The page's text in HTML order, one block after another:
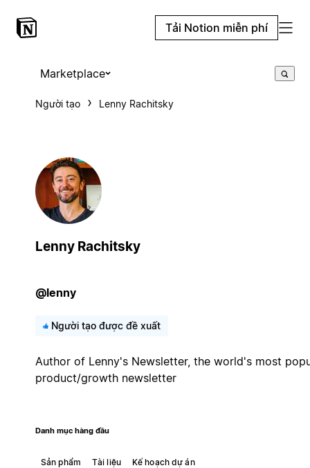
Tải Notion miễn phí
Marketplace
Người tạo Lenny Rachitsky
Lenny Rachitsky
@lenny
Người tạo được đề xuất
Author of Lenny's Newsletter, the world's most
product/growth newsletter
Danh mục hàng đầu
Sản phẩm Tài liệu Kế hoạch dự án